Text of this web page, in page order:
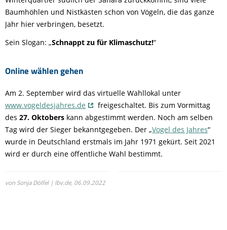
Baumhöhlen und Nistkästen schon von Vögeln, die das ganze
Jahr hier verbringen, besetzt.
Sein Slogan: „Schnappt zu für Klimaschutz!“
Online wählen gehen
Am 2. September wird das virtuelle Wahllokal unter
www.vogeldesjahres.de
freigeschaltet. Bis zum Vormittag
des 27. Oktobers kann abgestimmt werden. Noch am selben
Tag wird der Sieger bekanntgegeben. Der „Vogel des Jahres“
wurde in Deutschland erstmals im Jahr 1971 gekürt. Seit 2021
wird er durch eine öffentliche Wahl bestimmt.
von Sonja Dölfel | lbv.de, 06.09.2022